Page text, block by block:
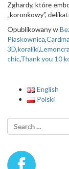
Zghardy, które
„koronkowy”,
Opublikowany w
Piaskownica,
3D,koraliki,
chic,Thank you 10
English
Polski